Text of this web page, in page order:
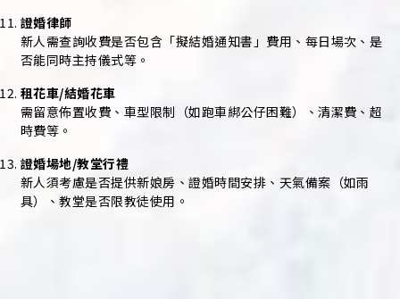
證婚律師
新人需查詢收費是否包含「擬結婚通知書」費用、每日場次、是
否能同時主持儀式等。
租花車/結婚花車
需留意佈置收費、車型限制（如跑車綁公仔困難）、清潔費、超
時費等。
證婚場地/教堂行禮
新人須考慮是否提供新娘房、證婚時間安排、天氣備案（如雨
具）、教堂是否限教徒使用。